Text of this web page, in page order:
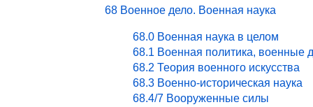
68 Военное дело. Военная наука
68.0 Военная наука в целом
68.1 Военная политика, военные
68.2 Теория военного искусства
68.3 Военно-историческая наука
68.4/7 Вооруженные силы